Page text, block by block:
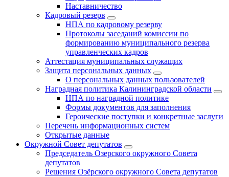
Наставничество
Кадровый резерв
НПА по кадровому резерву
Протоколы заседаний комиссии по
формированию муниципального резерва
управленческих кадров
Аттестация муниципальных служащих
Защита персональных данных
О персональных данных пользователей
Наградная политика Калининградской области
НПА по наградной политике
Формы документов для заполнения
Героические поступки и конкретные заслуги
Перечень информационных систем
Открытые данные
Окружной Совет депутатов
Председатель Озерского окружного Совета
депутатов
Решения Озёрского окружного Совета депутатов